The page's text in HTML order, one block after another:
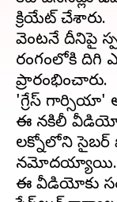
క్రియేట్ చేశారు.
వెంటనే దీనిపై
రంగంలోకి దిగి
ప్రారంభించారు.
'గ్రేస్ గార్సియా'
ఈ నకిలీ
లక్నోలోని సైబర్
నమోదయ్యాయి.
ఈ వీడియోకు